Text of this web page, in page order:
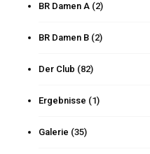
BR Damen A (2)
BR Damen B (2)
Der Club (82)
Ergebnisse (1)
Galerie (35)